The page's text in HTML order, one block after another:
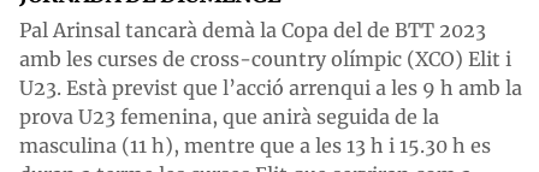
Pal Arinsal tancarà demà la Copa del de BTT 2023
amb les curses de cross-country olímpic (XCO) Elit i
U23. Està previst que l’acció arrenqui a les 9 h amb la
prova U23 femenina, que anirà seguida de la
masculina (11 h), mentre que a les 13 h i 15.30 h es